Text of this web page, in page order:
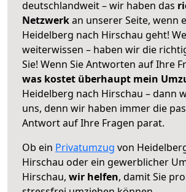
deutschlandweit – wir haben das
Netzwerkan unserer Seite, wenn
Heidelberg nach Hirschau geht!
weiterwissen – haben wir die
Sie! Wenn Sie Antworten auf Ihre
was kostet überhaupt mein
Heidelberg nach Hirschau – dann
uns, denn wir haben immer die
Antwort auf Ihre Fragen parat.
Ob ein Privatumzug von
Hirschau oder ein gewerblicher
Hirschau, wir helfen, damit Sie